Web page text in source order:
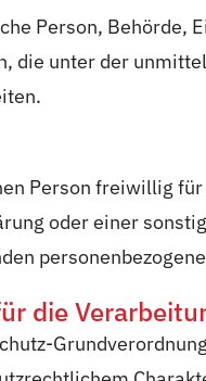
Person, Behörde,
die unter der
Person freiwillig
oder einer
die